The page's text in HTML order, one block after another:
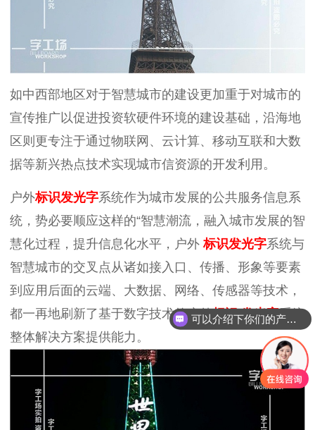
如中西部地区对于智慧城市的建设更加重于对城市的
宣传推广以促进投资软硬件环境的建设基础，沿海地
区则更专注于通过物联网、云计算、移动互联和大数
据等新兴热点技术实现城市信资源的开发利用。
户外标识发光字系统作为城市发展的公共服务信息系
统，势必要顺应这样的“智慧潮流，融入城市发展的智
慧化过程，提升信息化水平，户外标识发光字系统与
智慧城市的交叉点从诸如接入口、传播、形象等要素
到应用后面的云端、大数据、网络、传感器等技术，
都一再地刷新了基于数字技术的户外标识 发光字系统
整体解决方案提供能力。
可以介绍下你们的产品么？